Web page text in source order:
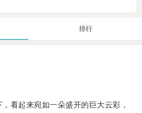
排行
起来宛如一朵盛开的巨大云彩，